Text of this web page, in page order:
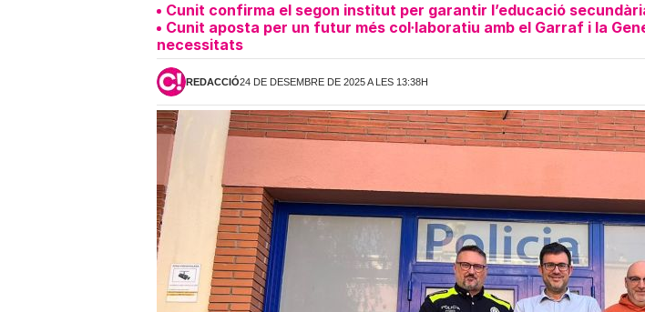
Cunit confirma el segon institut per garantir l’educació
Cunit aposta per un futur més col·laboratiu amb el Garraf i la
necessitats
REDACCIÓ24 DE DESEMBRE DE 2025 A LES 13:38H